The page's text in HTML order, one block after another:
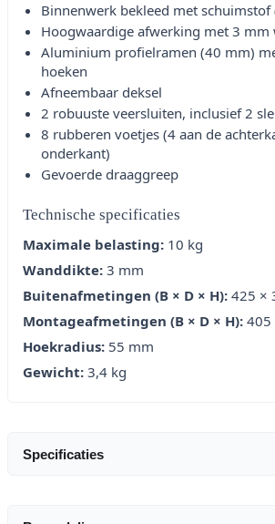
Binnenwerk bekleed met schuimstof
Hoogwaardige afwerking met 3 mm
Aluminium profielramen (40 mm)
hoeken
Afneembaar deksel
2 robuuste veersluiten, inclusief 2
8 rubberen voetjes (4 aan de
onderkant)
Gevoerde draaggreep
Technische specificaties
Maximale belasting: 10 kg
Wanddikte: 3 mm
Buitenafmetingen (B × D × H): 425 ×
Montageafmetingen (B × D × H): 405
Hoekradius: 55 mm
Gewicht: 3,4 kg
Specificaties